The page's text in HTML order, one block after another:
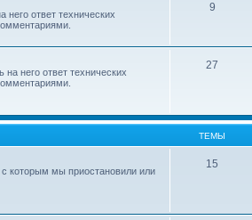
ответ технических
9
него ответ технических
27
ТЕМЫ
которым мы приостановили или
15